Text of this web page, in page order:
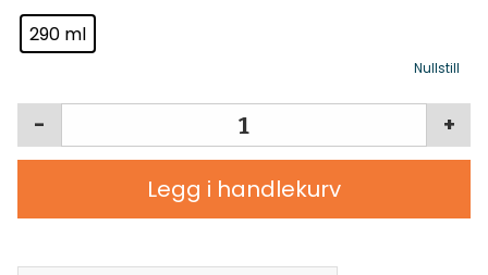
290 ml
Nullstill
+
-
Legg i handlekurv